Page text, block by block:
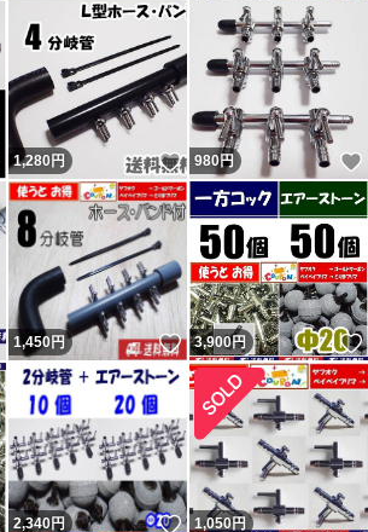
1,280円 いいね！
980円
1,450円 いいね！
3,900円
いいね！
2,340円 いいね！
1,050円